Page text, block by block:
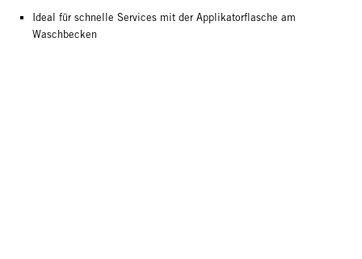
Ideal für schnelle Services mit der Applikatorflasche am
Waschbecken